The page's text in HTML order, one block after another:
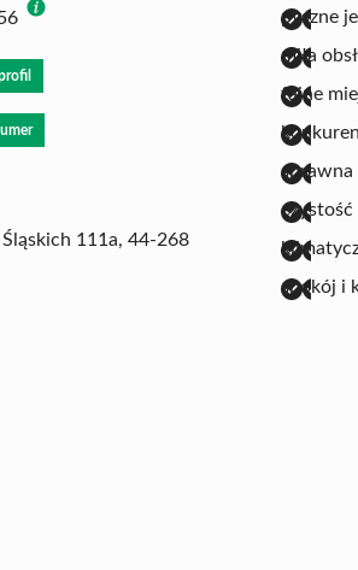
111a, 44-268
pyszne
miła
fajne
sprawna
czystość
spokój i